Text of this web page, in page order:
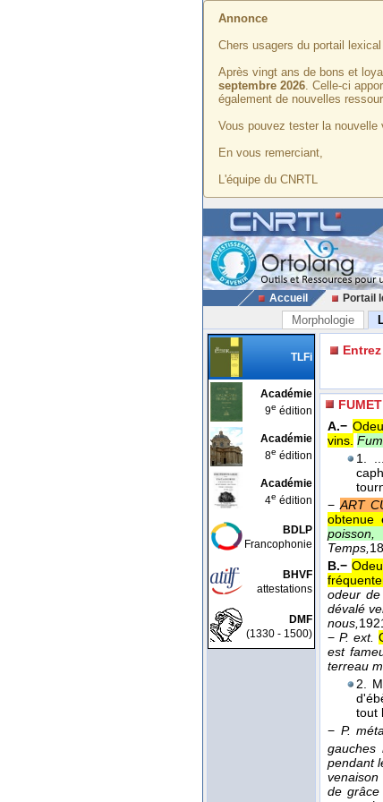
Annonce
Chers usagers du portail
Après vingt ans de bons et
septembre 2026. Celle-ci
également de nouvelles
Vous pouvez tester la nouvelle
En vous remerciant,
L'équipe du CNRTL
Accueil Portail
Morphologie
TLFi
Académie
9e édition
Académie
8e édition
Académie
4e édition
BDLP
Francophonie
BHVF
attestations
DMF
(1330 - 1500)
FUMET
A.−
vins.
1.
−ART
obtenue
poisson,
Temps,
B.−
odeur
dévalé
nous,
− P. ext.
est
terreau
2.
tout
− P.
gauches
pendant
venaison
de